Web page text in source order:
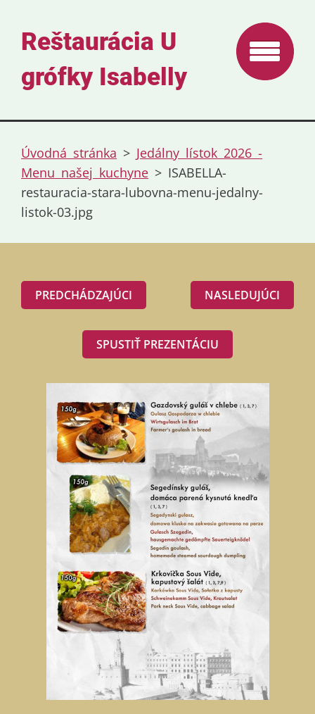
Reštaurácia U
grófky Isabelly
Úvodná stránka > Jedálny lístok 2026 -
Menu našej kuchyne > ISABELLA-
restauracia-stara-lubovna-menu-jedalny-
listok-03.jpg
PREDCHÁDZAJÚCI NASLEDUJÚCI
SPUSTIŤ PREZENTÁCIU